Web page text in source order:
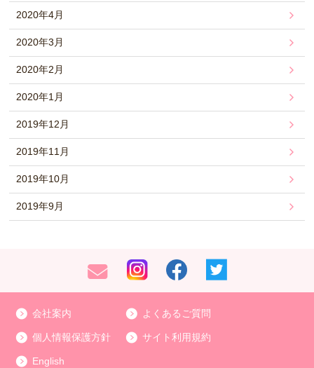
2020年4月
2020年3月
2020年2月
2020年1月
2019年12月
2019年11月
2019年10月
2019年9月
会社案内 よくあるご質問
個人情報保護方針 サイト利用規約
English